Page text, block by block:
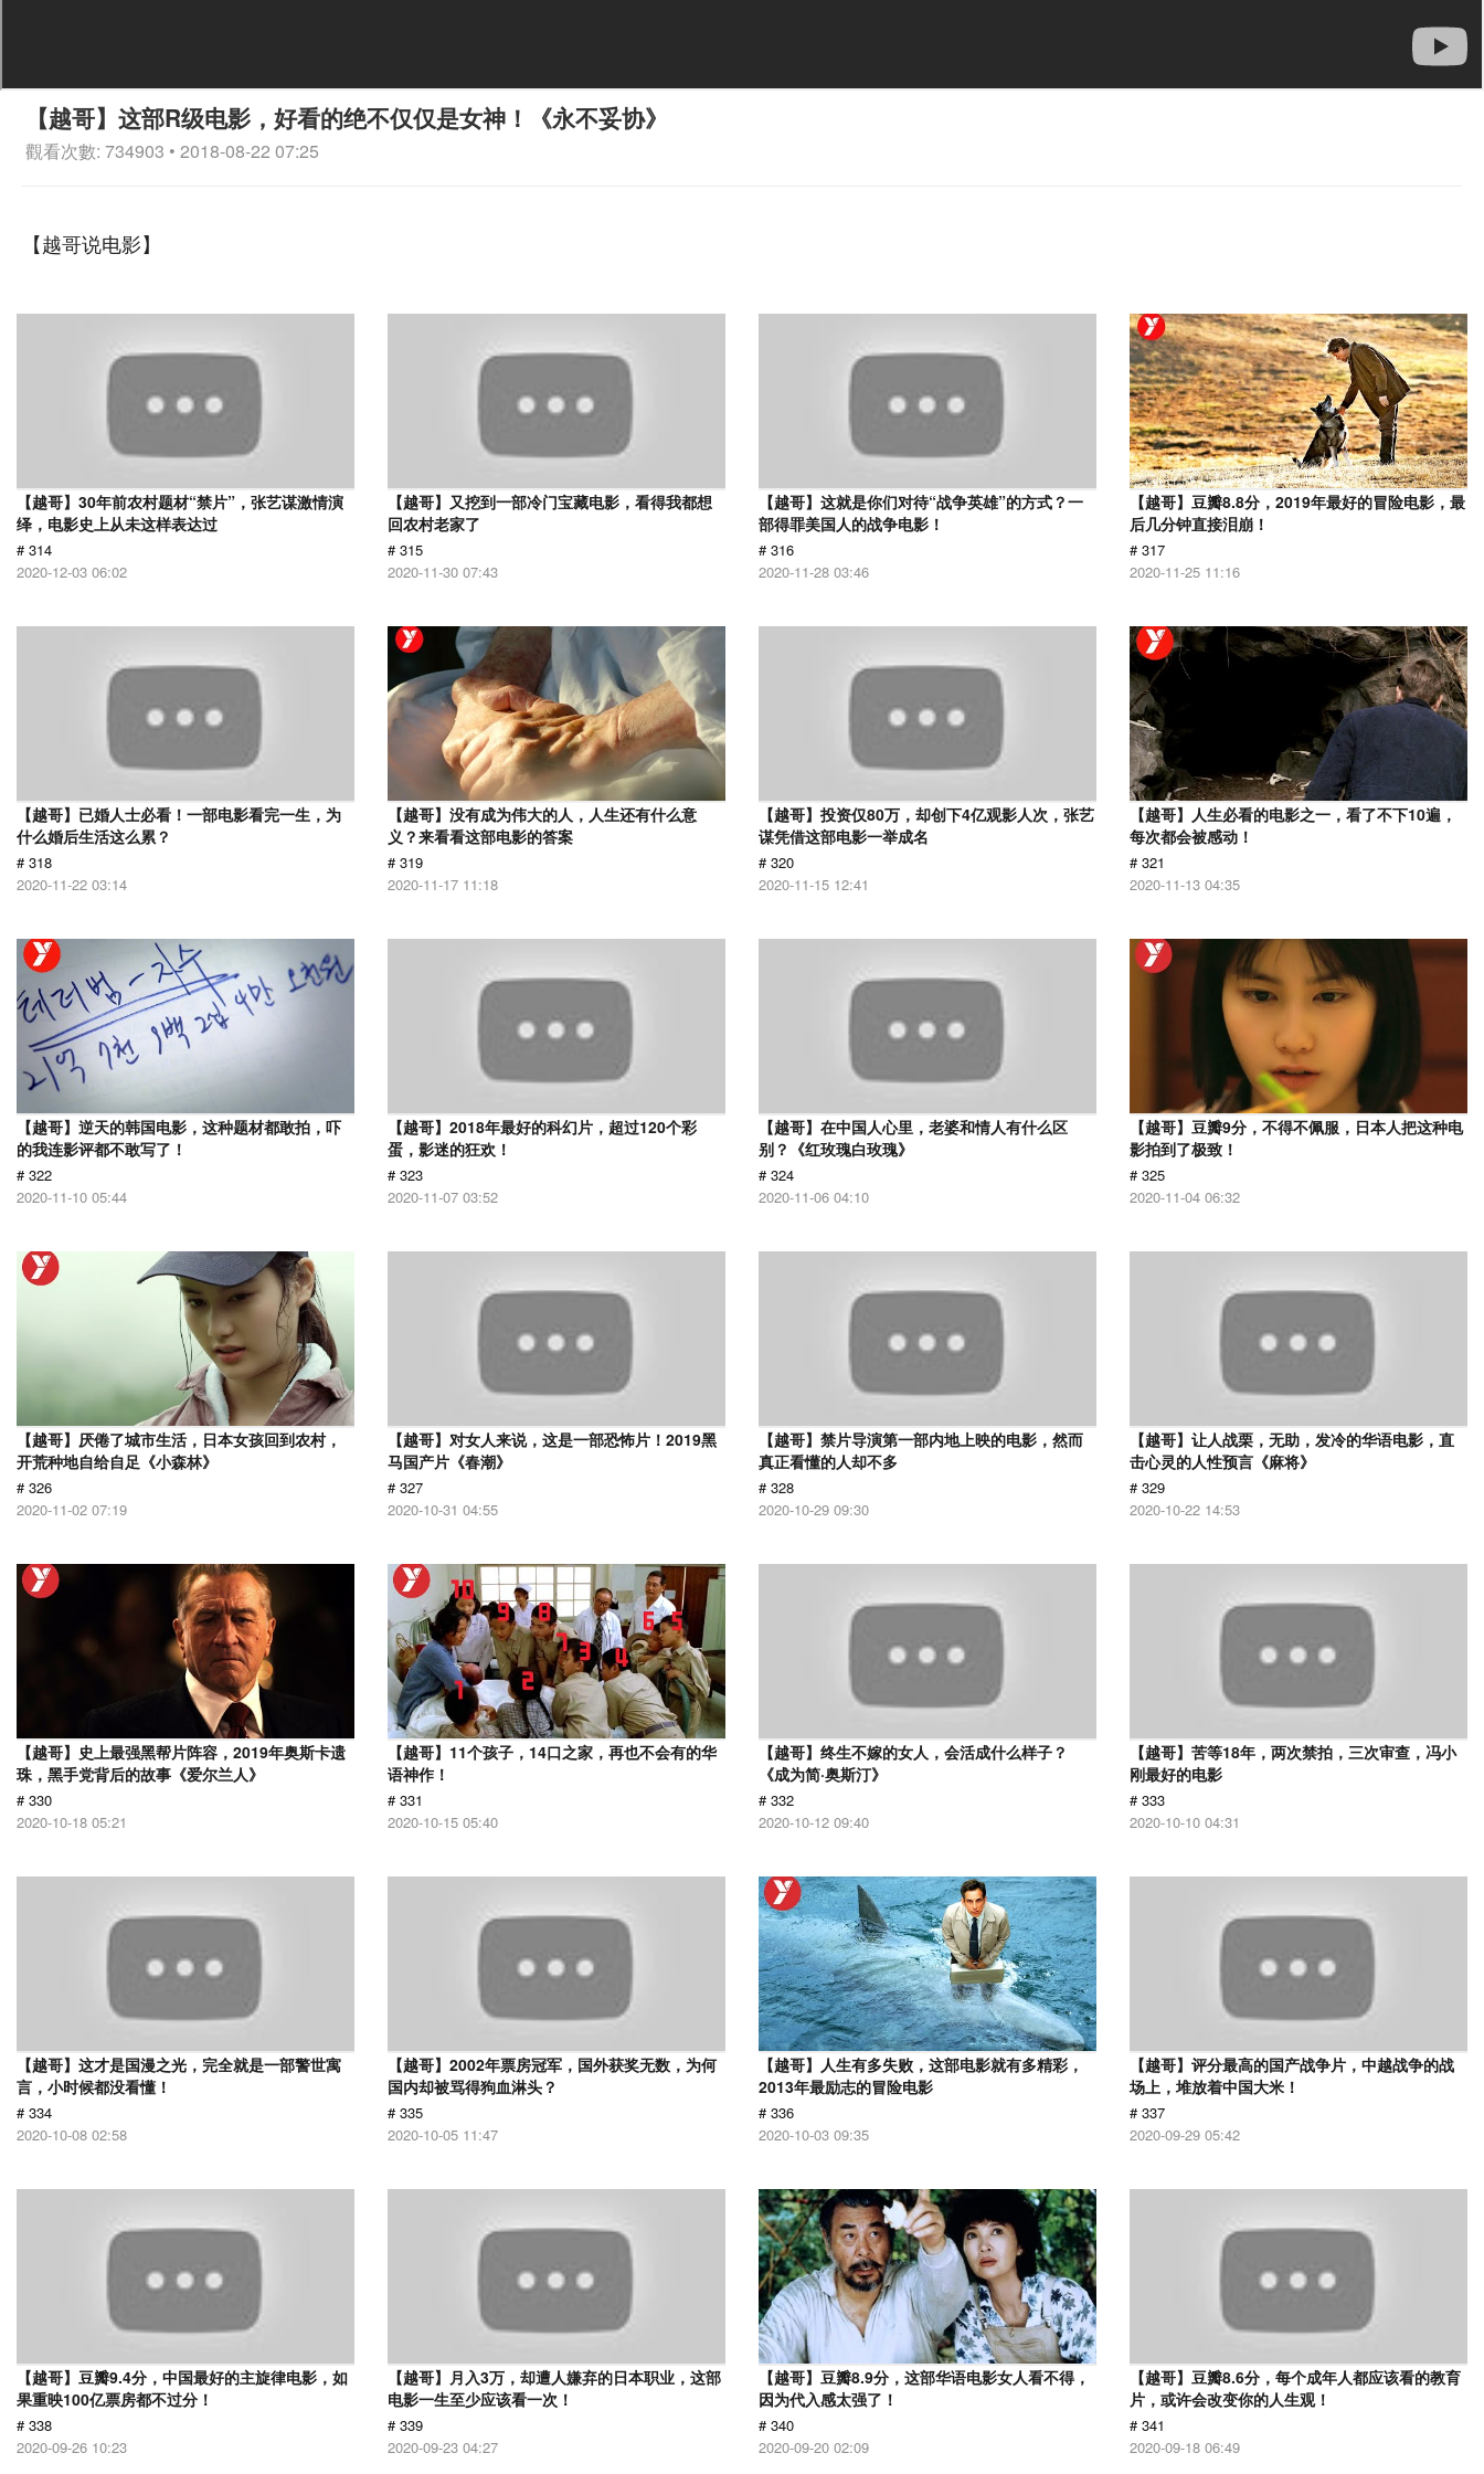
【越哥】这部R级电影，好看的绝不仅仅是女神！《永不妥协》
觀看次數: 734903 • 2018-08-22 07:25
【越哥说电影】
【越哥】30年前农村题材“禁片”，张艺谋激情演
绎，电影史上从未这样表达过
# 314
2020-12-03 06:02
【越哥】又挖到一部冷门宝藏电影，看得我都想
回农村老家了
# 315
2020-11-30 07:43
【越哥】这就是你们对待“战争英雄”的方式？一
部得罪美国人的战争电影！
# 316
2020-11-28 03:46
【越哥】豆瓣8.8分，2019年最好的冒险电影，最
后几分钟直接泪崩！
# 317
2020-11-25 11:16
【越哥】已婚人士必看！一部电影看完一生，为
什么婚后生活这么累？
# 318
2020-11-22 03:14
【越哥】没有成为伟大的人，人生还有什么意
义？来看看这部电影的答案
# 319
2020-11-17 11:18
【越哥】投资仅80万，却创下4亿观影人次，张艺
谋凭借这部电影一举成名
# 320
2020-11-15 12:41
【越哥】人生必看的电影之一，看了不下10遍，
每次都会被感动！
# 321
2020-11-13 04:35
【越哥】逆天的韩国电影，这种题材都敢拍，吓
的我连影评都不敢写了！
# 322
2020-11-10 05:44
【越哥】2018年最好的科幻片，超过120个彩
蛋，影迷的狂欢！
# 323
2020-11-07 03:52
【越哥】在中国人心里，老婆和情人有什么区
别？《红玫瑰白玫瑰》
# 324
2020-11-06 04:10
【越哥】豆瓣9分，不得不佩服，日本人把这种电
影拍到了极致！
# 325
2020-11-04 06:32
【越哥】厌倦了城市生活，日本女孩回到农村，
开荒种地自给自足《小森林》
# 326
2020-11-02 07:19
【越哥】对女人来说，这是一部恐怖片！2019黑
马国产片《春潮》
# 327
2020-10-31 04:55
【越哥】禁片导演第一部内地上映的电影，然而
真正看懂的人却不多
# 328
2020-10-29 09:30
【越哥】让人战栗，无助，发冷的华语电影，直
击心灵的人性预言《麻将》
# 329
2020-10-22 14:53
【越哥】史上最强黑帮片阵容，2019年奥斯卡遗
珠，黑手党背后的故事《爱尔兰人》
# 330
2020-10-18 05:21
【越哥】11个孩子，14口之家，再也不会有的华
语神作！
# 331
2020-10-15 05:40
【越哥】终生不嫁的女人，会活成什么样子？
《成为简·奥斯汀》
# 332
2020-10-12 09:40
【越哥】苦等18年，两次禁拍，三次审查，冯小
刚最好的电影
# 333
2020-10-10 04:31
【越哥】这才是国漫之光，完全就是一部警世寓
言，小时候都没看懂！
# 334
2020-10-08 02:58
【越哥】2002年票房冠军，国外获奖无数，为何
国内却被骂得狗血淋头？
# 335
2020-10-05 11:47
【越哥】人生有多失败，这部电影就有多精彩，
2013年最励志的冒险电影
# 336
2020-10-03 09:35
【越哥】评分最高的国产战争片，中越战争的战
场上，堆放着中国大米！
# 337
2020-09-29 05:42
【越哥】豆瓣9.4分，中国最好的主旋律电影，如
果重映100亿票房都不过分！
# 338
2020-09-26 10:23
【越哥】月入3万，却遭人嫌弃的日本职业，这部
电影一生至少应该看一次！
# 339
2020-09-23 04:27
【越哥】豆瓣8.9分，这部华语电影女人看不得，
因为代入感太强了！
# 340
2020-09-20 02:09
【越哥】豆瓣8.6分，每个成年人都应该看的教育
片，或许会改变你的人生观！
# 341
2020-09-18 06:49